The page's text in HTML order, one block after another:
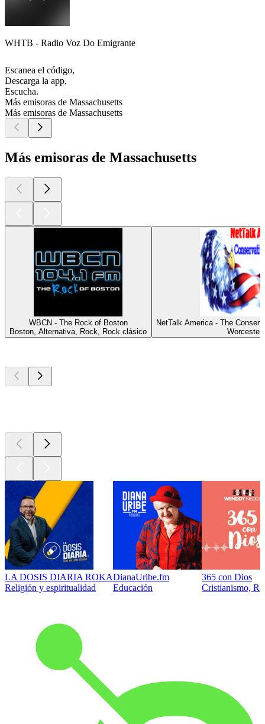
WHTB - Radio Voz Do Emigrante
Escanea el código,
Descarga la app,
Escucha.
Más emisoras de Massachusetts
Más emisoras de Massachusetts
Más emisoras de Massachusetts
WBCN - The Rock of Boston
Boston, Alternativa, Rock, Rock clásico
NetTalk America - The
Worcester
LA DOSIS DIARIA ROKA
Religión y espiritualidad
DianaUribe.fm
Educación
365 con Dios
Cristianismo,